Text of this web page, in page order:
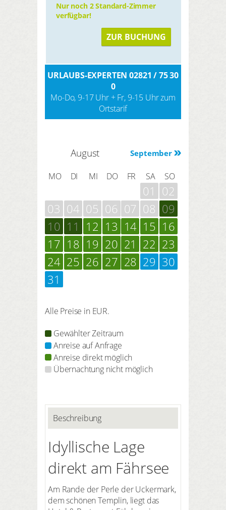
Nur noch 2 Standard-Zimmer
verfügbar!
ZUR BUCHUNG
URLAUBS-EXPERTEN 02821 / 75 30
0
Mo-Do, 9-17 Uhr + Fr, 9-15 Uhr zum
Ortstarif
September
August
MO DI MI DO FR SA SO
01
02
03 04 05 06 07 08 09
10 11 12 13 14 15 16
17 18 19 20 21 22 23
24 25 26 27 28 29 30
31
Alle Preise in EUR.
Gewählter Zeitraum
Anreise auf Anfrage
Anreise direkt möglich
Übernachtung nicht möglich
Beschreibung
Idyllische Lage
direkt am Fährsee
Am Rande der Perle der Uckermark,
dem schönen Templin, liegt das